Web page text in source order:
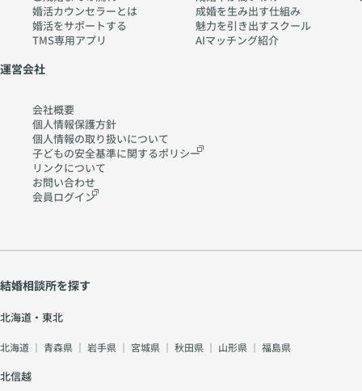
婚活カウンセラーとは
婚活をサポートする
TMS専用アプリ
成婚を生み出す仕組み
魅力を引き出すスクール
AIマッチング紹介
運営会社
会社概要
個人情報保護方針
個人情報の取り扱いについて
子どもの安全基準に関するポリシー
リンクについて
お問い合わせ
会員ログイン
結婚相談所を探す
北海道・東北
北海道 ｜ 青森県 ｜ 岩手県 ｜ 宮城県 ｜ 秋田県 ｜ 山形県 ｜ 福島県
北信越